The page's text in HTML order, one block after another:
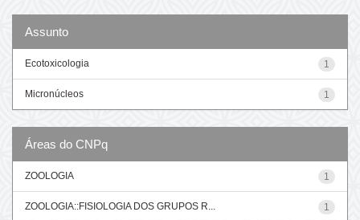
Assunto
1
Ecotoxicologia
1
Micronúcleos
Áreas do CNPq
1
ZOOLOGIA
1
ZOOLOGIA::FISIOLOGIA DOS GRUPOS R...